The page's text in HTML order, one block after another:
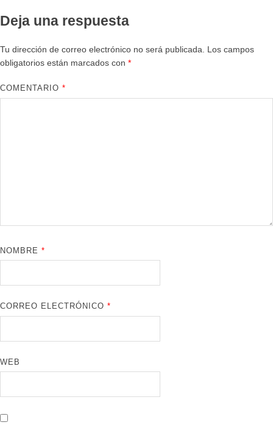
Deja una respuesta
Tu dirección de correo electrónico no será publicada.
Los campos
obligatorios están marcados con *
COMENTARIO*
NOMBRE*
CORREO ELECTRÓNICO*
WEB